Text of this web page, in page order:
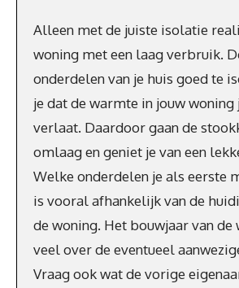
Alleen met de juiste isolatie
woning met een laag verbruik.
onderdelen van je huis goed te
je dat de warmte in jouw woning
verlaat. Daardoor gaan de
omlaag en geniet je van een
Welke onderdelen je als eerste
is vooral afhankelijk van de
de woning. Het bouwjaar van de
veel over de eventueel
Vraag ook wat de vorige